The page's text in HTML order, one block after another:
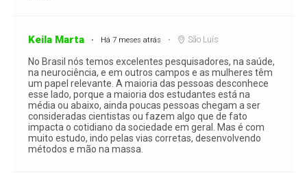
Keila Marta Há 7 meses atrás São Luís
No Brasil nós temos excelentes pesquisadores, na saúde,
na neurociência, e em outros campos e as mulheres têm
um papel relevante. A maioria das pessoas desconhece
esse lado, porque a maioria dos estudantes está na
média ou abaixo, ainda poucas pessoas chegam a ser
consideradas cientistas ou fazem algo que de fato
impacta o cotidiano da sociedade em geral. Mas é com
muito estudo, indo pelas vias corretas, desenvolvendo
métodos e mão na massa.